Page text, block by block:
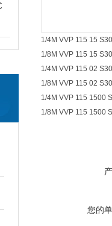
1/4M VVP 115 15
1/8M VVP 115 15
1/4M VVP 115 02
1/8M VVP 115 02
1/4M VVP 115 1500
1/8M VVP 115 1500
您的